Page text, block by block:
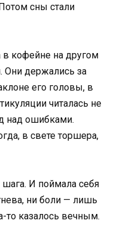
сны стали
в кофейне на другом
Они держались за
его головы, в
читалась не
над ошибками.
в свете торшера,
И поймала себя
ни боли — лишь
то казалось вечным.